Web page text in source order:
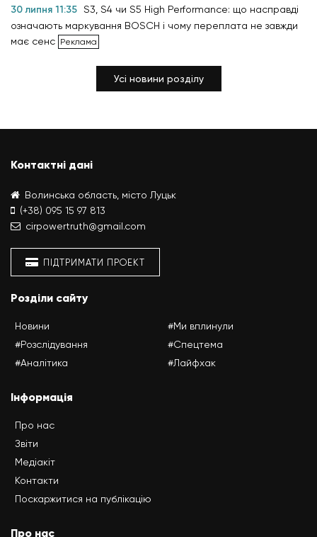
30 липня 11:35 S3, S4 чи S5 High Performance: що насправді
означають маркування BOSCH і чому переплата не завжди
має сенс
Усі новини розділу
Контактні дані
Волинська область, місто Луцьк
(+38) 095 15 97 813
cirpowertruth@gmail.com
ПІДТРИМАТИ ПРОЕКТ
Розділи сайту
Новини
#Розслідування
#Аналітика
#Ми вплинули
#Спецтема
#Лайфхак
Інформація
Про нас
Звіти
Медіакіт
Контакти
Поскаржитися на публікацію
Про нас